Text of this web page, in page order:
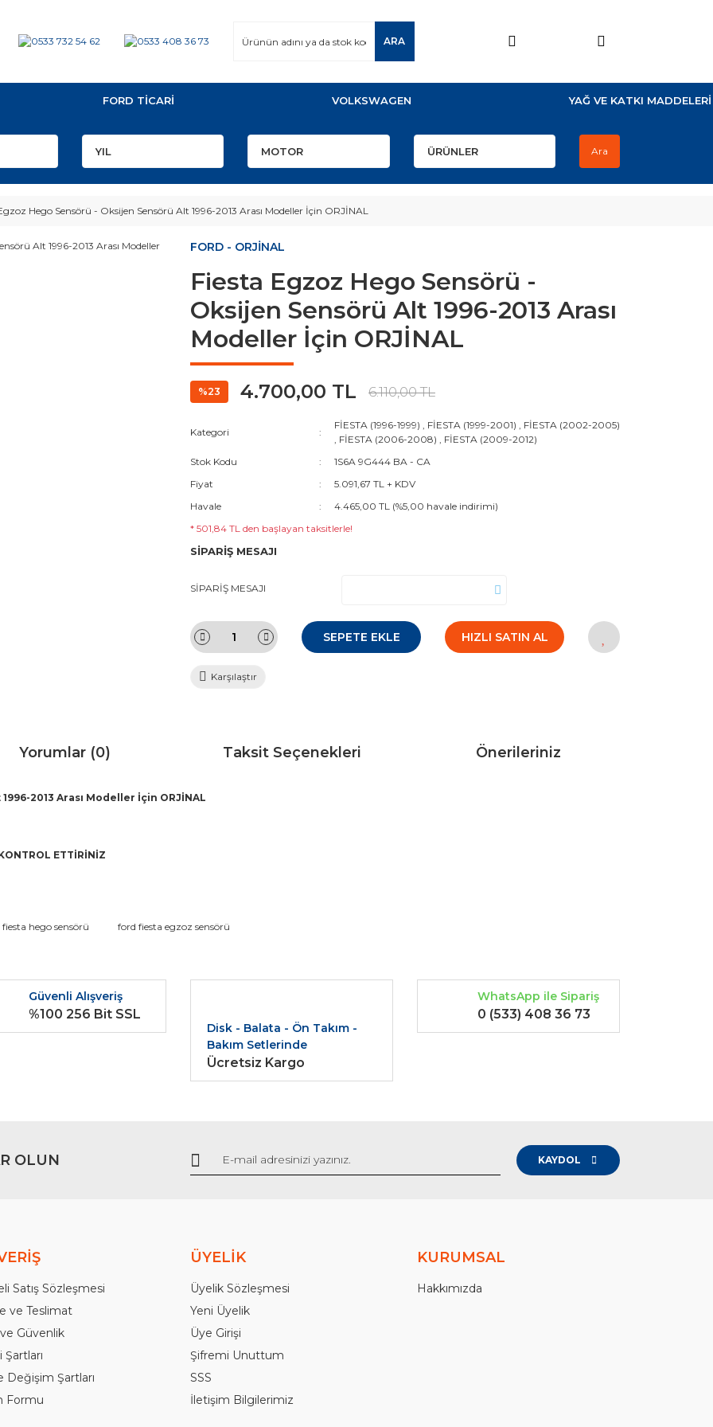
ARA
FORD TİCARİ VOLKSWAGEN YAĞ VE KATKI MADDELERİ
Ara
Hego Sensörü - Oksijen Sensörü Alt 1996-2013 Arası Modeller İçin ORJİNAL
FORD - ORJİNAL
Fiesta Egzoz Hego Sensörü -
Oksijen Sensörü Alt 1996-2013 Arası
Modeller İçin ORJİNAL
%23 4.700,00 TL 6.110,00 TL
Kategori
FİESTA (1996-1999) , FİESTA (1999-2001) , FİESTA (2002-2005)
, FİESTA (2006-2008) , FİESTA (2009-2012)
Stok Kodu
1S6A 9G444 BA - CA
Fiyat
5.091,67 TL + KDV
Havale
4.465,00 TL (%5,00 havale indirimi)
* 501,84 TL den başlayan taksitlerle!
SİPARİŞ MESAJI
SİPARİŞ MESAJI
SEPETE EKLE HIZLI SATIN AL
Karşılaştır
Yorumlar (0) Taksit Seçenekleri Önerileriniz
2013 Arası Modeller İçin ORJİNAL
ETTİRİNİZ
diğer konularda yetersiz gördüğünüz noktaları öneri formunu kullanarak tarafımıza iletebilirsiniz.
Gönder
fiesta hego sensörü ford fiesta egzoz sensörü
Güvenli Alışveriş
%100 256 Bit SSL
Disk - Balata - Ön Takım -
Bakım Setlerinde
Ücretsiz Kargo
WhatsApp ile Sipariş
0 (533) 408 36 73
OLUN KAYDOL
Satış Sözleşmesi
ve Teslimat
Güvenlik
Şartları
Değişim Şartları
Formu
ÜYELİK
Üyelik Sözleşmesi
Yeni Üyelik
Üye Girişi
Şifremi Unuttum
SSS
İletişim Bilgilerimiz
KURUMSAL
Hakkımızda